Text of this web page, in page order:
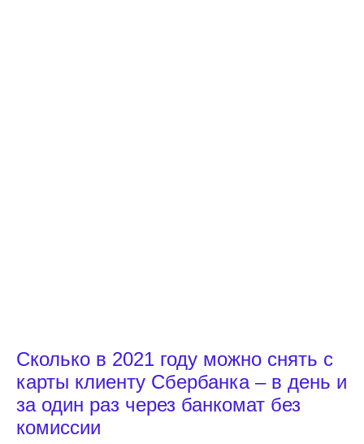
Сколько в 2021 году можно снять с
карты клиенту Сбербанка – в день и
за один раз через банкомат без
комиссии